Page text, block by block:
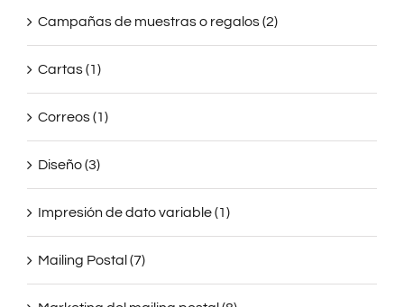
Campañas de muestras o regalos (2)
Cartas (1)
Correos (1)
Diseño (3)
Impresión de dato variable (1)
Mailing Postal (7)